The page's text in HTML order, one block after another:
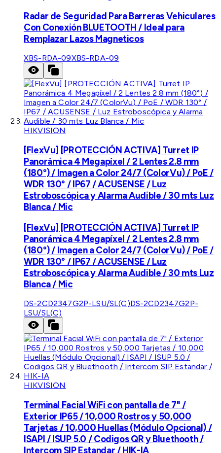
Radar de Seguridad Para Barreras Vehiculares
Con Conexión BLUETOOTH / Ideal para
Remplazar Lazos Magneticos
XBS-RDA-09XBS-RDA-09
HIKVISION
[FlexVu] [PROTECCIÓN ACTIVA] Turret IP
Panorámica 4 Megapíxel / 2 Lentes 2.8 mm
(180°) / Imagen a Color 24/7 (ColorVu) / PoE /
WDR 130° / IP67 / ACUSENSE / Luz
Estroboscópica y Alarma Audible / 30 mts Luz
Blanca / Mic
[FlexVu] [PROTECCIÓN ACTIVA] Turret IP
Panorámica 4 Megapíxel / 2 Lentes 2.8 mm
(180°) / Imagen a Color 24/7 (ColorVu) / PoE /
WDR 130° / IP67 / ACUSENSE / Luz
Estroboscópica y Alarma Audible / 30 mts Luz
Blanca / Mic
DS-2CD2347G2P-LSU/SL(C)DS-2CD2347G2P-
LSU/SL(C)
HIKVISION
Terminal Facial WiFi con pantalla de 7" /
Exterior IP65 / 10,000 Rostros y 50,000
Tarjetas / 10,000 Huellas (Módulo Opcional) /
ISAPI / ISUP 5.0 / Codigos QR y Bluethooth /
Intercom SIP Estandar / HIK-IA